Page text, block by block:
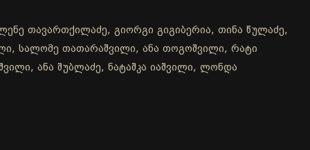
თავართქილაძე, გიორგი გიგიბერია, თინა წულაძე,
სალომე თათარაშვილი, ანა თოგოშვილი, რატი
ანა შუბლაძე, ნატაშკა იაშვილი, ლონდა